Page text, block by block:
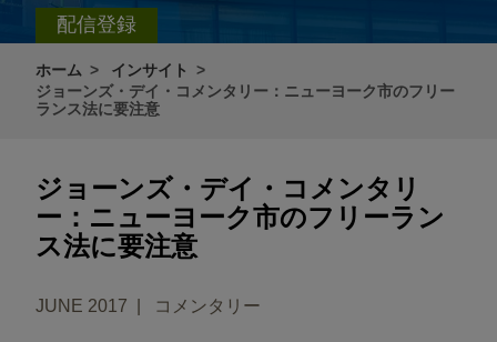
配信登録
ホーム
インサイト
ジョーンズ・デイ・コメンタリー：ニューヨーク市のフリー
ランス法に要注意
ジョーンズ・デイ・コメンタリ
ー：ニューヨーク市のフリーラン
ス法に要注意
JUNE 2017 コメンタリー